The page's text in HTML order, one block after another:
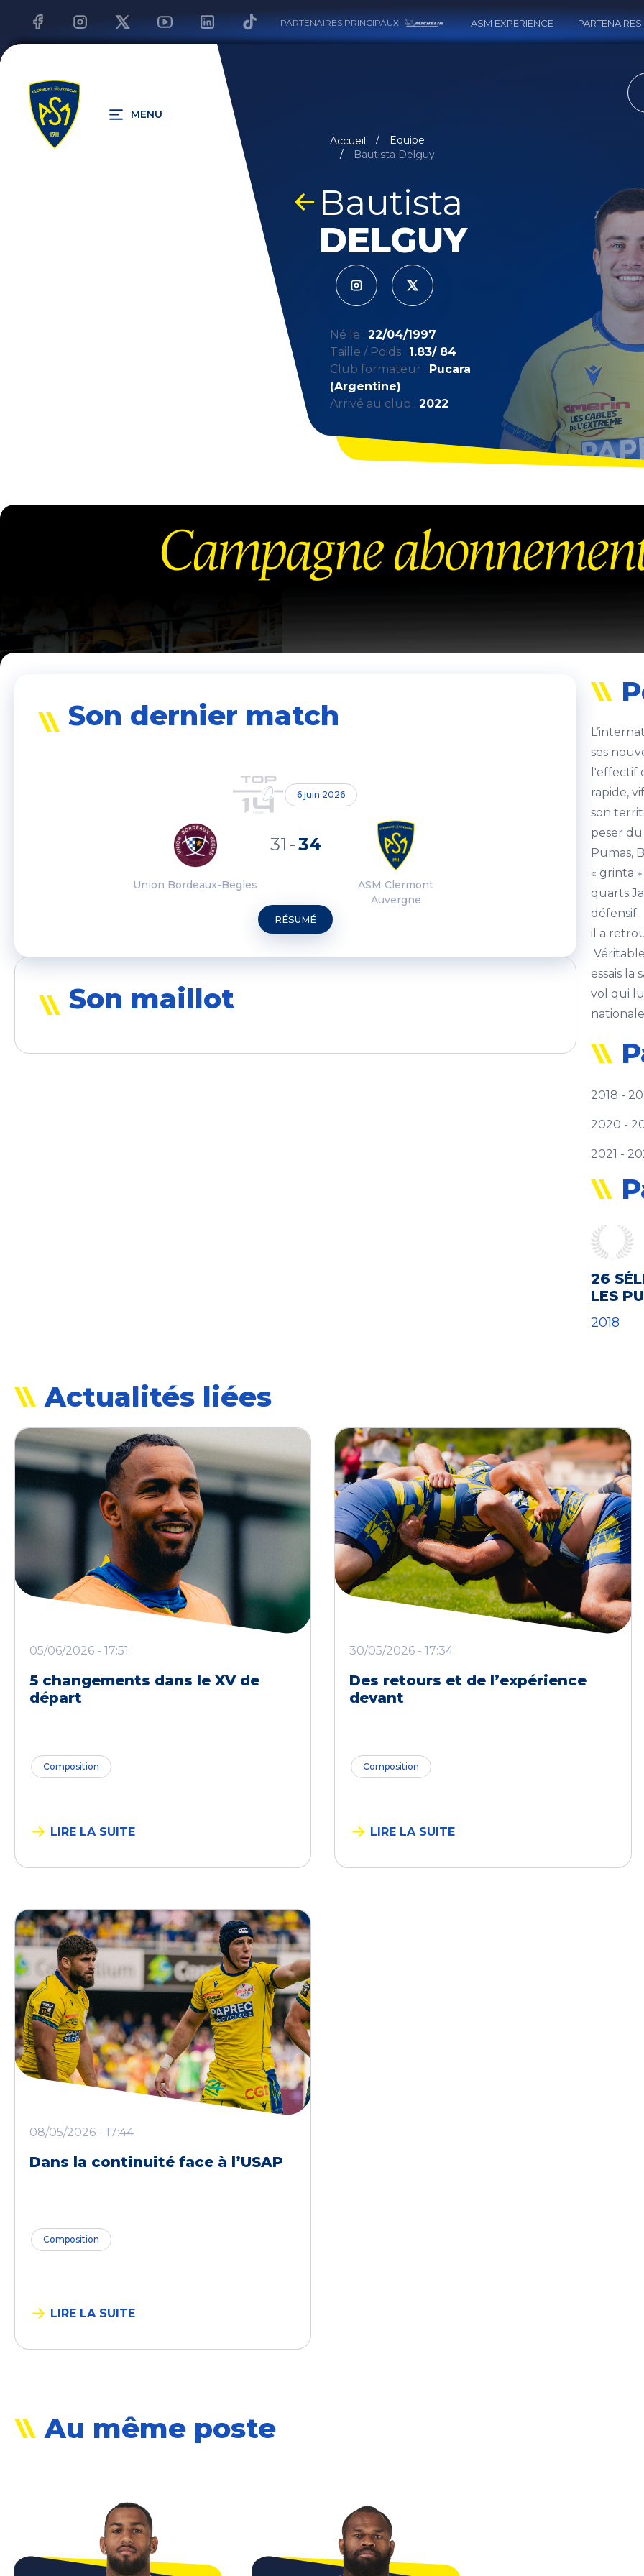
PARTENAIRES PRINCIPAUX ASM EXPERIENCE PARTENAIRES
MENU
Accueil
Equipe
Bautista Delguy
Bautista
DELGUY
Né le :22/04/1997
Taille / Poids : 1.83/ 84
Club formateur : Pucara
(Argentine)
Arrivé au club :2022
Son dernier match
6 juin 2026
Union Bordeaux-Begles
31 -34
ASM Clermont
Auvergne
RÉSUMÉ
Son maillot
ses
l'effectif
rapide,
son
peser
Pumas,
« grinta
quarts
il a
essais
vol qui
2018 -
2020 -
2021 -
26
LES
2018
Actualités liées
05/06/2026 - 17:51
5 changements dans le XV de
départ
Composition
LIRE LA SUITE
30/05/2026 - 17:34
Des retours et de l’expérience
devant
Composition
LIRE LA SUITE
08/05/2026 - 17:44
Dans la continuité face à l’USAP
Composition
LIRE LA SUITE
Au même poste